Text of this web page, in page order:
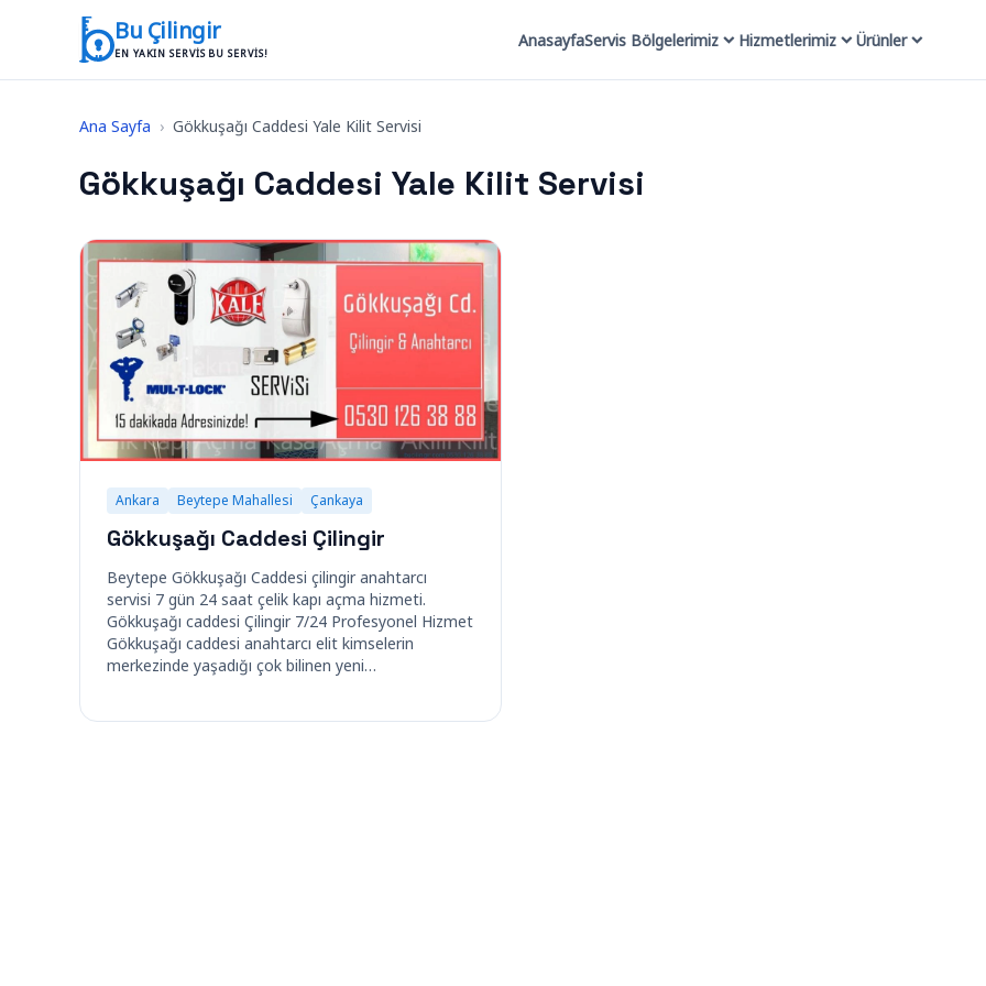
İçeriğe geç
Bu Çilingir
EN YAKIN SERVIS BU SERVIS!
AnasayfaServis Bölgelerimiz Hizmetlerimiz Ürünler
Ana Sayfa › Gökkuşağı Caddesi Yale Kilit Servisi
Gökkuşağı Caddesi Yale Kilit Servisi
Ankara Beytepe Mahallesi Çankaya
Gökkuşağı Caddesi Çilingir
Beytepe Gökkuşağı Caddesi çilingir anahtarcı
servisi 7 gün 24 saat çelik kapı açma hizmeti.
Gökkuşağı caddesi Çilingir 7/24 Profesyonel Hizmet
Gökkuşağı caddesi anahtarcı elit kimselerin
merkezinde yaşadığı çok bilinen yeni…